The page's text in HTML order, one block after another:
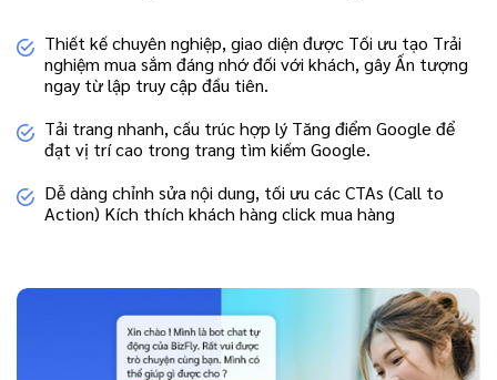
Thiết kế chuyên nghiệp, giao diện được Tối ưu tạo Trải
nghiệm mua sắm đáng nhớ đối với khách, gây Ấn tượng
ngay từ lập truy cập đầu tiên.
Tải trang nhanh, cấu trúc hợp lý Tăng điểm Google để
đạt vị trí cao trong trang tìm kiếm Google.
Dễ dàng chỉnh sửa nội dung, tối ưu các CTAs (Call to
Action) Kích thích khách hàng click mua hàng